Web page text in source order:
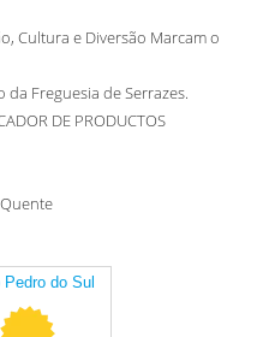
Cultura e Diversão Marcam o
da Freguesia de Serrazes.
DE PRODUCTOS